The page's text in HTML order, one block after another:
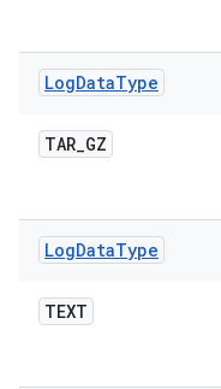
LogDataType
TAR_GZ
LogDataType
TEXT